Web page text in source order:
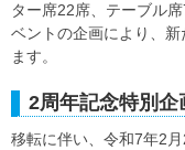
ター席22席、テーブル
ベントの企画により、
ます。
2周年記念特別企
移転に伴い、令和7年2